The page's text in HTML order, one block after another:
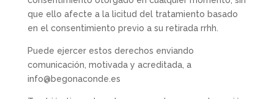
que ello afecte a la licitud del tratamiento basado
en el consentimiento previo a su retirada rrhh.
Puede ejercer estos derechos enviando
comunicación, motivada y acreditada, a
info@begonaconde.es